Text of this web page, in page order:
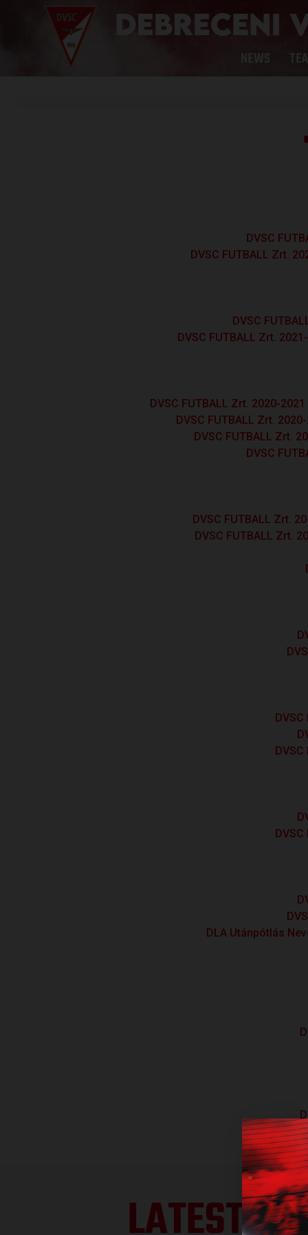
NEWS
DVSC
DVSC FUTBALL Zrt.
DVSC
DVSC FUTBALL Zrt.
DVSC FUTBALL Zrt. 2020-
DVSC FUTBALL Zrt.
DVSC FUTBALL Zrt.
DVSC
DVSC FUTBALL Zrt.
DVSC FUTBALL Zrt.
DLA Utánpótlás
LATEST